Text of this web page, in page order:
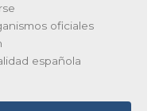
oficiales
española